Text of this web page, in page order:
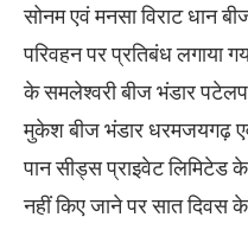
सोनम एवं मनसा विराट धान
परिवहन पर प्रतिबंध लगाया
के समलेश्वरी बीज भंडार
मुकेश बीज भंडार धरमजयगढ़
पान सीड्स प्राइवेट लिमिटेड
नहीं किए जाने पर सात दिवस